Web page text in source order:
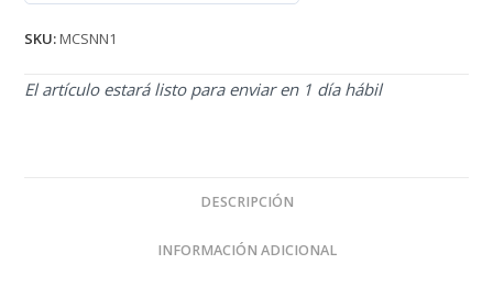
SKU:MCSNN1
El artículo estará listo para enviar en 1 día hábil
DESCRIPCIÓN
INFORMACIÓN ADICIONAL